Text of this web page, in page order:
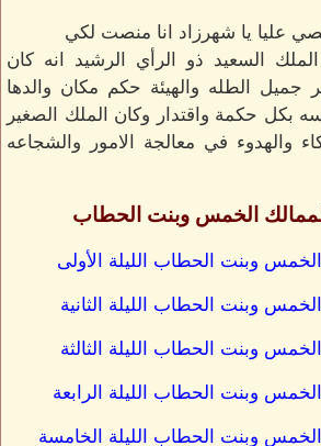
عليا يا شهرزاد انا منصت لكي
السعيد ذو الرأي الرشيد انه كان
الطله والهيئة حكم مكان والدها
بكل حكمة واقتدار وكان الملك الصغير
والهدوء في معالجة الامور والشجاعه
الخمس وبنت الحطاب
وبنت الحطاب الليلة الأولى
وبنت الحطاب الليلة الثانية
وبنت الحطاب الليلة الثالثة
وبنت الحطاب الليلة الرابعة
وبنت الحطاب الليلة الخامسة